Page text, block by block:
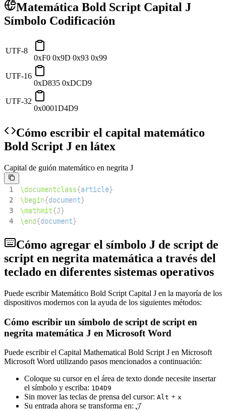
Matemática Bold Script Capital J
Símbolo Codificación
UTF-8
0xF0 0x9D 0x93 0x99
UTF-16
0xD835 0xDCD9
UTF-32
0x0001D4D9
Cómo escribir el capital matemático
Bold Script J en látex
Capital de guión matemático en negrita J
1 \documentclass{article}
2
\begin{document}
3
\mathmit{J}
4
\end{document}
Cómo agregar el símbolo J de script de
script en negrita matemática a través del
teclado en diferentes sistemas operativos
Puede escribir Matemático Bold Script Capital J en la mayoría de los
dispositivos modernos con la ayuda de los siguientes métodos:
Cómo escribir un símbolo de script de script en
negrita matemática J en Microsoft Word
Puede escribir el Capital Mathematical Bold Script J en Microsoft
Microsoft Word utilizando pasos mencionados a continuación:
Coloque su cursor en el área de texto donde necesite insertar
el símbolo y escriba: 1D4D9
Sin mover las teclas de prensa del cursor: Alt + x
Su entrada ahora se transforma en: 𝓙